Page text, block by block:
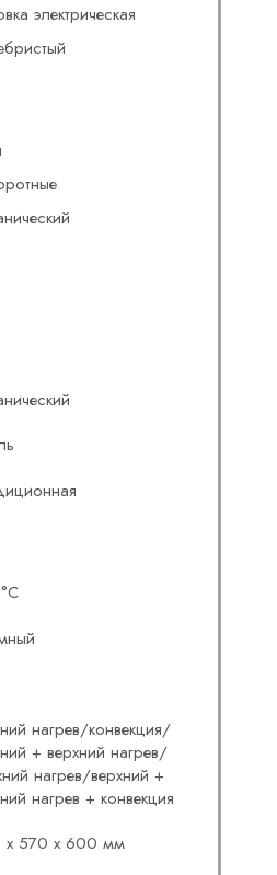
электрическая
нагрев/конвекция/
+ верхний нагрев/
нагрев/верхний +
нагрев + конвекция
x 570 x 600 мм